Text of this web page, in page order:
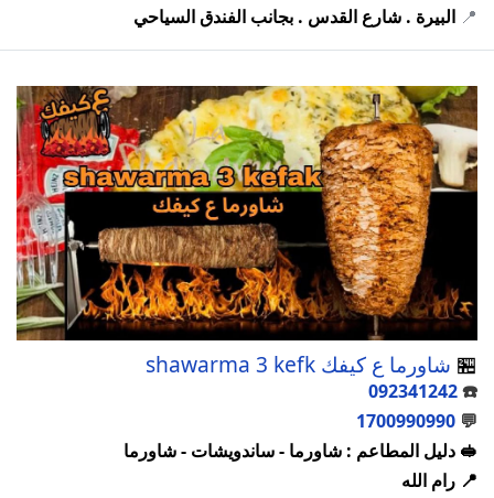
📍 البيرة . شارع القدس . بجانب الفندق السياحي
🏪 شاورما ع كيفك shawarma 3 kefk
☎️
092341242
💬
1700990990
🥪 دليل المطاعم : شاورما - ساندويشات - شاورما
📍 رام الله